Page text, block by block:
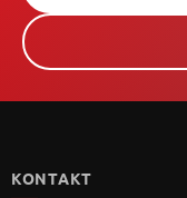
KONTAKT